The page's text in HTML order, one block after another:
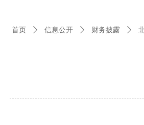
首页 ꄲ 信息公开 ꄲ 财务披露 ꄲ